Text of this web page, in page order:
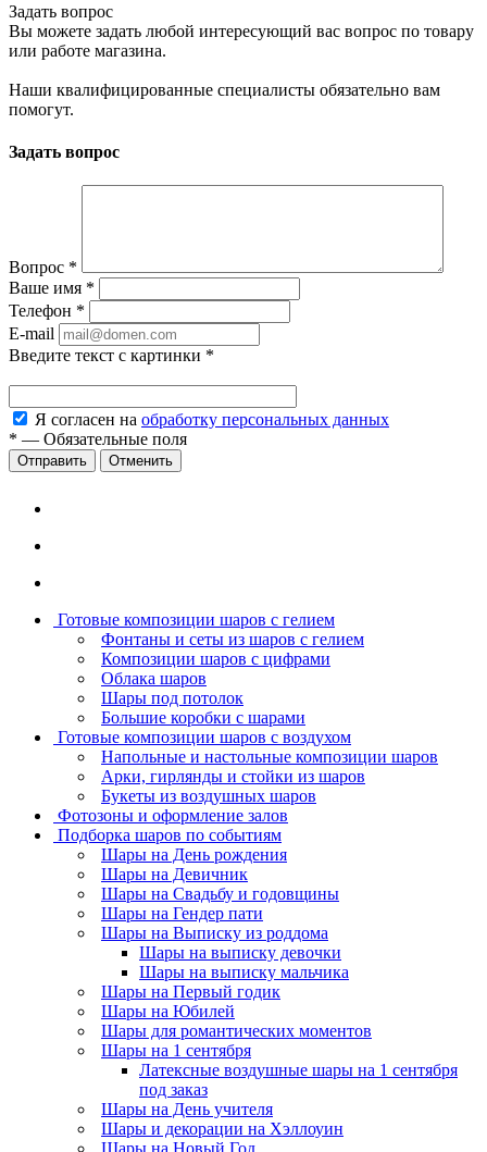
Задать вопрос
Вы можете задать любой интересующий вас вопрос по товару
или работе магазина.
Наши квалифицированные специалисты обязательно вам
помогут.
Задать вопрос
Вопрос *
Ваше имя *
Телефон *
E-mail
Введите текст с картинки *
Я согласен на обработку персональных данных
* — Обязательные поля
Отменить
Готовые композиции шаров с гелием
Фонтаны и сеты из шаров с гелием
Композиции шаров с цифрами
Облака шаров
Шары под потолок
Большие коробки с шарами
Готовые композиции шаров с воздухом
Напольные и настольные композиции шаров
Арки, гирлянды и стойки из шаров
Букеты из воздушных шаров
Фотозоны и оформление залов
Подборка шаров по событиям
Шары на День рождения
Шары на Девичник
Шары на Свадьбу и годовщины
Шары на Гендер пати
Шары на Выписку из роддома
Шары на выписку девочки
Шары на выписку мальчика
Шары на Первый годик
Шары на Юбилей
Шары для романтических моментов
Шары на 1 сентября
Латексные воздушные шары на 1 сентября
под заказ
Шары на День учителя
Шары и декорации на Хэллоуин